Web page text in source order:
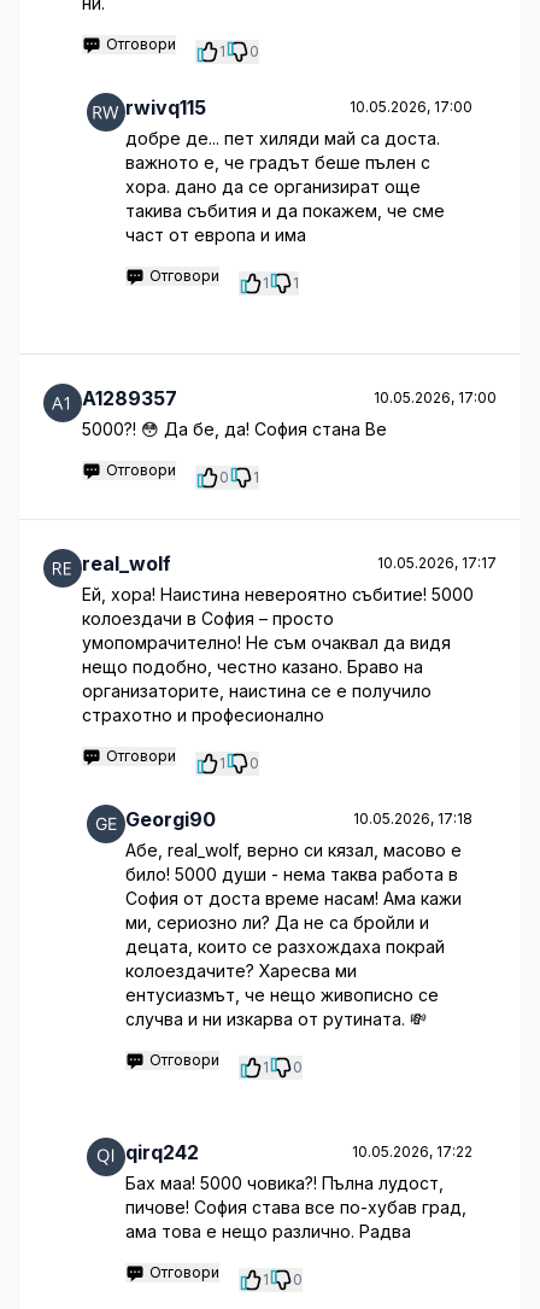
Отговори 1 0
rwivq115 10.05.2026, 17:00
добре де... пет хиляди май са доста.
важното е, че градът беше пълен с
хора. дано да се организират още
такива събития и да покажем, че сме
част от европа и има
Отговори 1 1
A1289357 10.05.2026, 17:00
5000?! 😳 Да бе, да! София стана Ве
Отговори 0 1
real_wolf 10.05.2026, 17:17
Ей, хора! Наистина невероятно събитие! 5000
колоездачи в София – просто
умопомрачително! Не съм очаквал да видя
нещо подобно, честно казано. Браво на
организаторите, наистина се е получило
страхотно и професионално
Отговори 1 0
Georgi90 10.05.2026, 17:18
Абе, real_wolf, верно си кязал, масово е
било! 5000 души - нема таква работа в
София от доста време насам! Ама кажи
ми, сериозно ли? Да не са бройли и
децата, които се разхождаха покрай
колоездачите? Харесва ми
ентусиазмът, че нещо живописно се
случва и ни изкарва от рутината. 💸
Отговори 1 0
qirq242 10.05.2026, 17:22
Бах маа! 5000 човика?! Пълна лудост,
пичове! София става все по-хубав град,
ама това е нещо различно. Радва
Отговори 1 0